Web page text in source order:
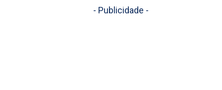
- Publicidade -